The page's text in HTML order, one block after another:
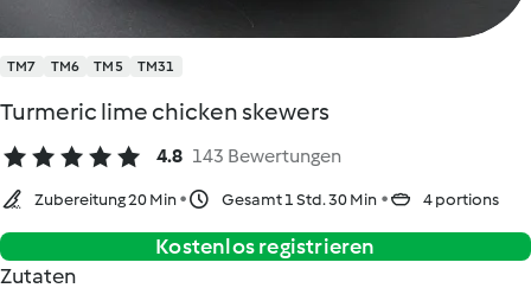
TM7 TM6 TM5 TM31
Turmeric lime chicken skewers
4.8 143 Bewertungen
Zubereitung 20 Min Gesamt 1 Std. 30 Min 4 portions
Kostenlos registrieren
Zutaten